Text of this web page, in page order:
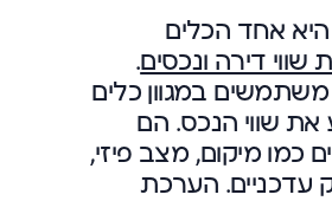
אחד הכלים
שווי דירה ונכסים.
במגוון כלים
את שווי הנכס. הם
כמו מיקום, מצב פיזי,
עדכניים. הערכת